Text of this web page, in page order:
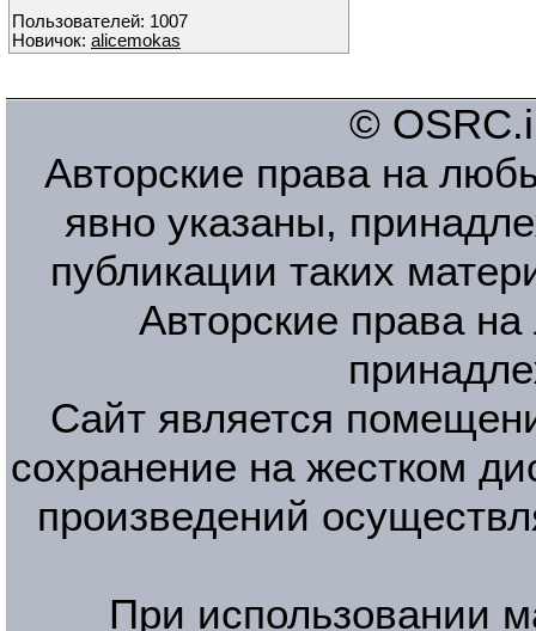
Пользователей: 1007
Новичок: alicemokas
©
Авторские права на
явно указаны,
публикации таких
Авторские права
Сайт является
сохранение на жестком
произведений
При использовании